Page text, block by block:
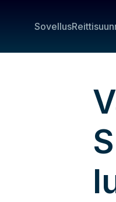
Sovellus